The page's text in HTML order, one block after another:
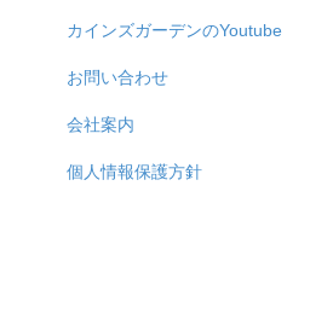
カインズガーデンのYoutube
お問い合わせ
会社案内
個人情報保護方針